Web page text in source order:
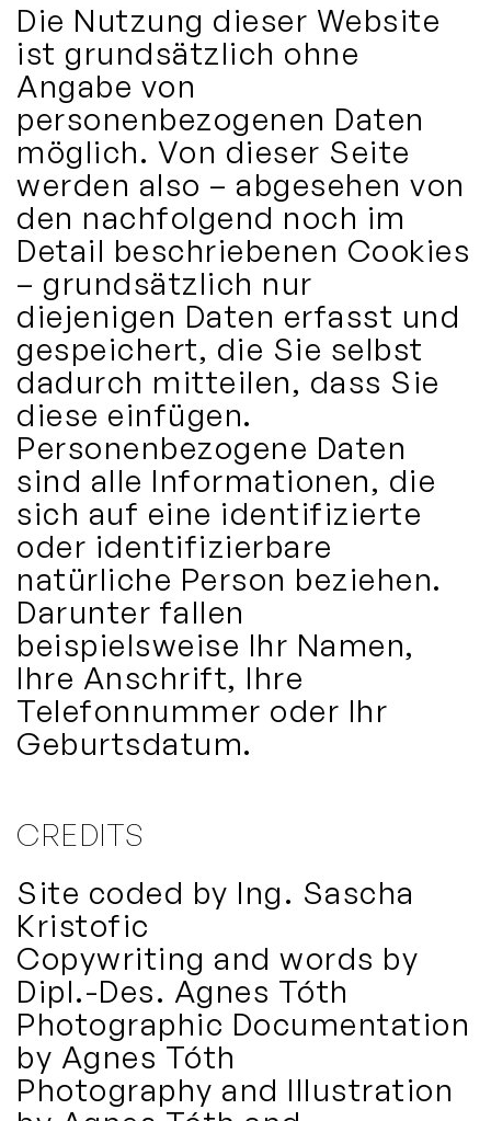
Die Nutzung dieser Website
ist grundsätzlich ohne
Angabe von
personenbezogenen Daten
möglich. Von dieser Seite
werden also – abgesehen von
den nachfolgend noch im
Detail beschriebenen Cookies
– grundsätzlich nur
diejenigen Daten erfasst und
gespeichert, die Sie selbst
dadurch mitteilen, dass Sie
diese einfügen.
Personenbezogene Daten
sind alle Informationen, die
sich auf eine identifizierte
oder identifizierbare
natürliche Person beziehen.
Darunter fallen
beispielsweise Ihr Namen,
Ihre Anschrift, Ihre
Telefonnummer oder Ihr
Geburtsdatum.
CREDITS
Site coded by Ing. Sascha
Kristofic
Copywriting and words by
Dipl.-Des. Agnes Tóth
Photographic Documentation
by Agnes Tóth
Photography and Illustration